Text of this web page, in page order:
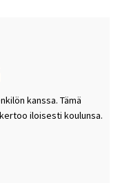
kanssa. Tämä
iloisesti koulunsa.